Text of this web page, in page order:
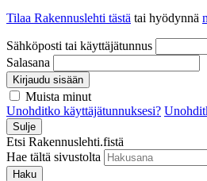
Tilaa Rakennuslehti tästä tai hyödynnä
Sähköposti tai käyttäjätunnus
Salasana
Kirjaudu sisään
Muista minut
Unohditko käyttäjätunnuksesi?
Sulje
Etsi Rakennuslehti.fistä
Hae tältä sivustolta
Haku